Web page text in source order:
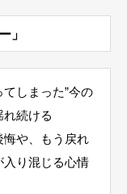
」
しまった”今の
れ続ける
悔や、もう戻れ
入り混じる心情